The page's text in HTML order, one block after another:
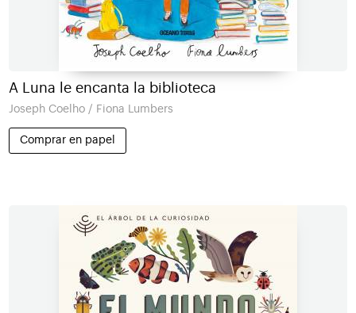
A Luna le encanta la biblioteca
Joseph Coelho / Fiona Lumbers
Comprar en papel